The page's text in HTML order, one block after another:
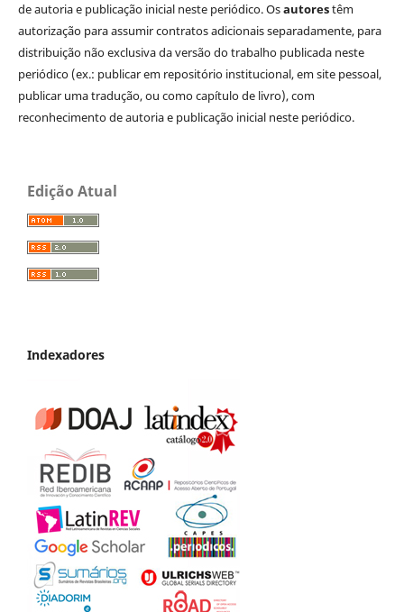
de autoria e publicação inicial neste periódico. Osautorestêm
autorização para assumir contratos adicionais separadamente, para
distribuição não exclusiva da versão do trabalho publicada neste
periódico (ex.: publicar em repositório institucional, em site pessoal,
publicar uma tradução, ou como capítulo de livro), com
reconhecimento de autoria e publicação inicial neste periódico.
Edição Atual
Indexadores